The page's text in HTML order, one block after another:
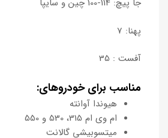
جا پیچ: 114-100 چین و سایپا
پهنا: 7
آفست : 35
مناسب برای خودروهای:
هیوندا آوانته
ام وی ام 315، 530 و 550
میتسوبیشی گالانت